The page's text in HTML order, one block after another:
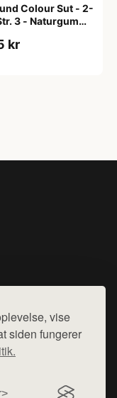
vise
siden fungerer
Colour Sut - 2-
3 - Naturgummi
kr
til de shops,